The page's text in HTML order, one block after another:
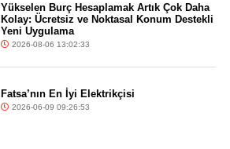
Yükselen Burç Hesaplamak Artık Çok Daha
Kolay: Ücretsiz ve Noktasal Konum Destekli
Yeni Uygulama
2026-08-06 13:02:33
Fatsa’nın En İyi Elektrikçisi
2026-06-09 09:26:53